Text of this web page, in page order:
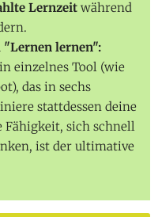
Lernzeit während
lernen":
einzelnes Tool (wie
das in sechs
stattdessen deine
Fähigkeit, sich schnell
ist der ultimative